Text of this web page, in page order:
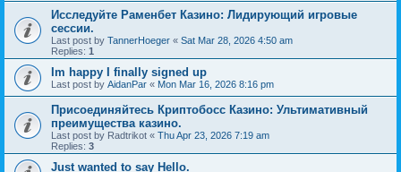
Исследуйте Раменбет Казино: Лидирующий игровые
сессии.
Last post by TannerHoeger « Sat Mar 28, 2026 4:50 am
Replies: 1
Im happy I finally signed up
Last post by AidanPar « Mon Mar 16, 2026 8:16 pm
Присоединяйтесь Криптобосс Казино: Ультимативный
преимущества казино.
Last post by Radtrikot « Thu Apr 23, 2026 7:19 am
Replies: 3
Just wanted to say Hello.